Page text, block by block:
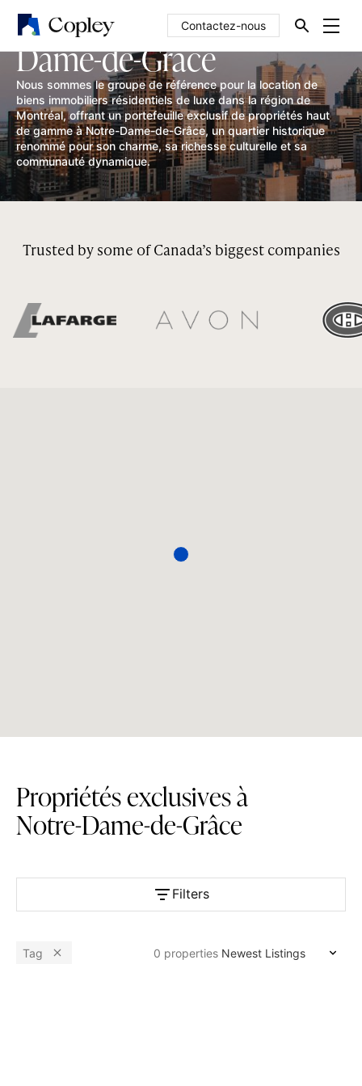
Contactez-nous
Maisons de luxe à Notre-
Dame-de-Grâce
Nous sommes le groupe de référence pour la location de
biens immobiliers résidentiels de luxe dans la région de
Montréal, offrant un portefeuille exclusif de propriétés haut
de gamme à Notre-Dame-de-Grâce, un quartier historique
renommé pour son charme, sa richesse culturelle et sa
communauté dynamique.
Trusted by some of Canada’s biggest companies
Propriétésexclusivesà
Notre-Dame-de-Grâce
Filters
Tag 0 properties